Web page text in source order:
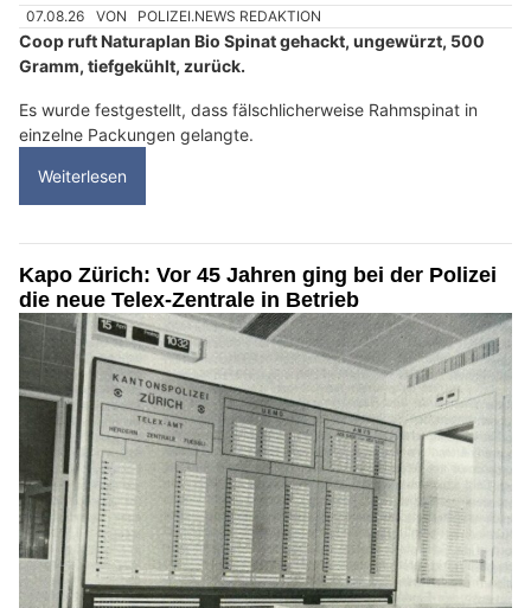
07.08.26 VON POLIZEI.NEWS REDAKTION
Coop ruft Naturaplan Bio Spinat gehackt, ungewürzt, 500
Gramm, tiefgekühlt, zurück.
Es wurde festgestellt, dass fälschlicherweise Rahmspinat in
einzelne Packungen gelangte.
Weiterlesen
Kapo Zürich: Vor 45 Jahren ging bei der Polizei
die neue Telex-Zentrale in Betrieb